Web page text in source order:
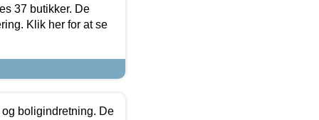
37 butikker. De
Klik her for at se
boligindretning. De